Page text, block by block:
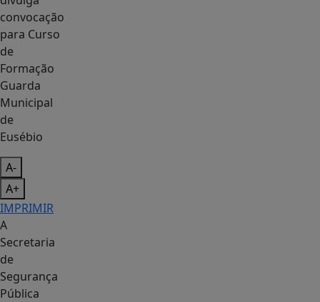
Guarda
Municipal
de
Eusébio
A-
A+
IMPRIMIR
A
Secretaria
de
Segurança
Pública